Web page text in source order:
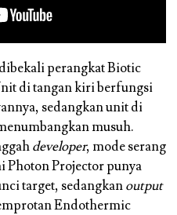
perangkat Biotic
di tangan kiri berfungsi
sedangkan unit di
musuh.
developer, mode serang
Photon Projector punya
target, sedangkanoutput
Endothermic